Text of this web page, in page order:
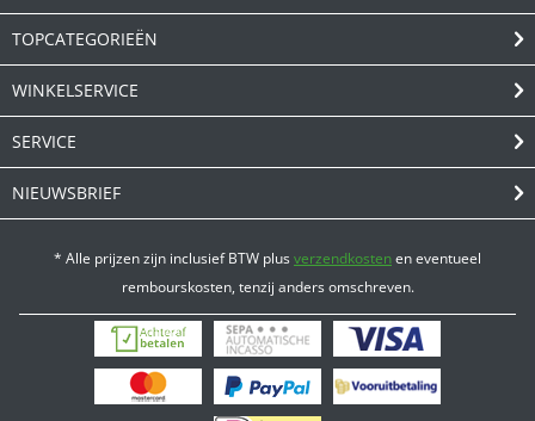
TOPCATEGORIEËN
WINKELSERVICE
SERVICE
NIEUWSBRIEF
* Alle prijzen zijn inclusief BTW plusverzendkostenen eventueel
rembourskosten, tenzij anders omschreven.